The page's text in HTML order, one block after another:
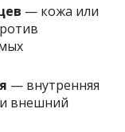
— кожа или
— внутренняя
внешний